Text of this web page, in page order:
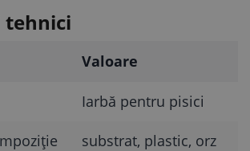
tehnici
Valoare
Iarbă pentru pisici
substrat, plastic, orz